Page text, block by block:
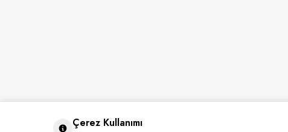
Çerez Kullanımı